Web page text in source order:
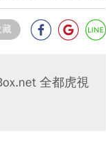
全都虎視